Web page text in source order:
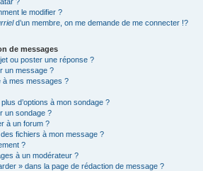
le modifier ?
d’un membre, on me demande de me connecter !?
de messages
ou poster une réponse ?
un message ?
à mes messages ?
d’options à mon sondage ?
un sondage ?
à un forum ?
fichiers à mon message ?
?
à un modérateur ?
» dans la page de rédaction de message ?